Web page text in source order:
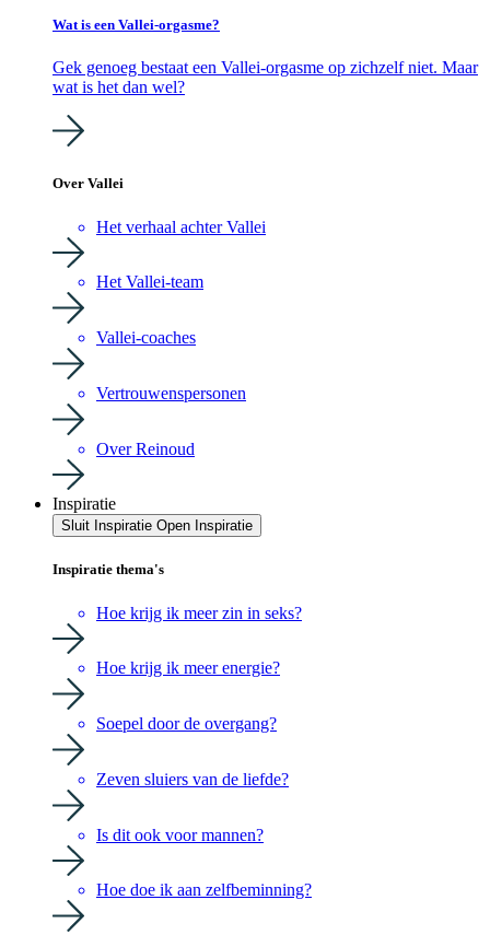
Wat is een Vallei-orgasme?
Gek genoeg bestaat een Vallei-orgasme op zichzelf niet. Maar
wat is het dan wel?
Over Vallei
Het verhaal achter Vallei
Het Vallei-team
Vallei-coaches
Vertrouwenspersonen
Over Reinoud
Inspiratie
Sluit Inspiratie Open Inspiratie
Inspiratie thema's
Hoe krijg ik meer zin in seks?
Hoe krijg ik meer energie?
Soepel door de overgang?
Zeven sluiers van de liefde?
Is dit ook voor mannen?
Hoe doe ik aan zelfbeminning?